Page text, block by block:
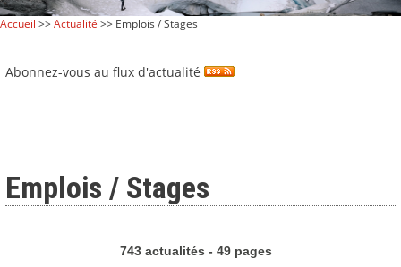
Accueil >>Actualité >> Emplois / Stages
Abonnez-vous au flux d'actualité
Emplois / Stages
743 actualités - 49 pages